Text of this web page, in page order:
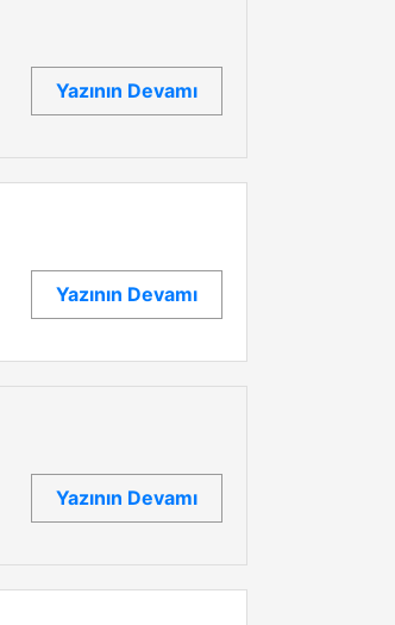
Yazının Devamı
Yazının Devamı
Yazının Devamı